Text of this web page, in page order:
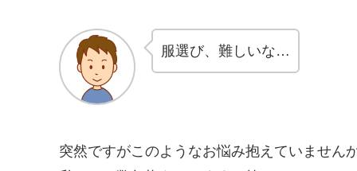
服選び、難しいな…
突然ですがこのようなお悩み抱えていません